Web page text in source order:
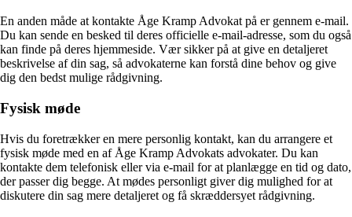
En anden måde at kontakte Åge Kramp Advokat på er gennem e-mail.
Du kan sende en besked til deres officielle e-mail-adresse, som du også
kan finde på deres hjemmeside. Vær sikker på at give en detaljeret
beskrivelse af din sag, så advokaterne kan forstå dine behov og give
dig den bedst mulige rådgivning.
Fysisk møde
Hvis du foretrækker en mere personlig kontakt, kan du arrangere et
fysisk møde med en af Åge Kramp Advokats advokater. Du kan
kontakte dem telefonisk eller via e-mail for at planlægge en tid og dato,
der passer dig begge. At mødes personligt giver dig mulighed for at
diskutere din sag mere detaljeret og få skræddersyet rådgivning.